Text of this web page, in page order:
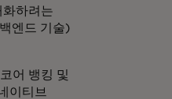
하려는
엔드 기술)
어 뱅킹 및
이티브